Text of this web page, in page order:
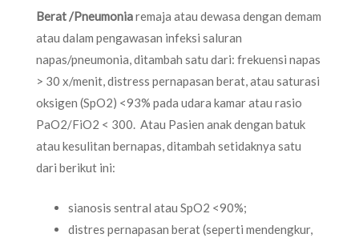
Berat /Pneumoniaremaja atau dewasa dengan demam
atau dalam pengawasan infeksi saluran
napas/pneumonia, ditambah satu dari: frekuensi napas
> 30 x/menit, distress pernapasan berat, atau saturasi
oksigen (SpO2) <93% pada udara kamar atau rasio
PaO2/FiO2 < 300. Atau Pasien anak dengan batuk
atau kesulitan bernapas, ditambah setidaknya satu
dari berikut ini:
sianosis sentral atau SpO2 <90%;
distres pernapasan berat (seperti mendengkur,